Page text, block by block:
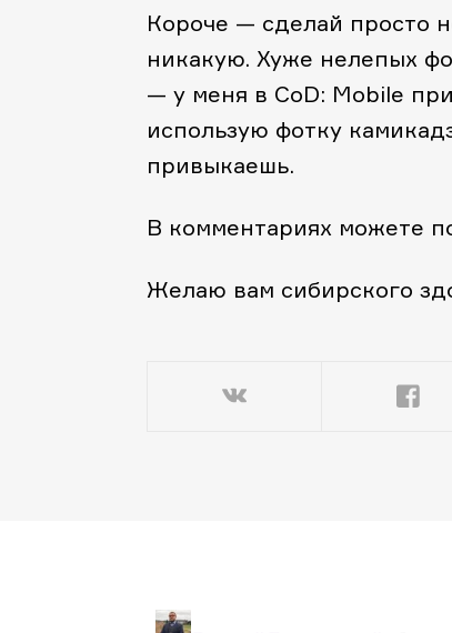
Короче — сделай просто
никакую. Хуже нелепых
— у меня в CoD: Mobile
использую фотку
привыкаешь.
В комментариях можете
Желаю вам сибирского